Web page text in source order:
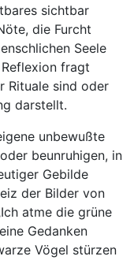
sichtbar
die Furcht
Seele
fragt
Rituale sind oder
darstellt.
unbewußte
beunruhigen, in
Gebilde
der Bilder von
atme die grüne
Gedanken
Vögel stürzen